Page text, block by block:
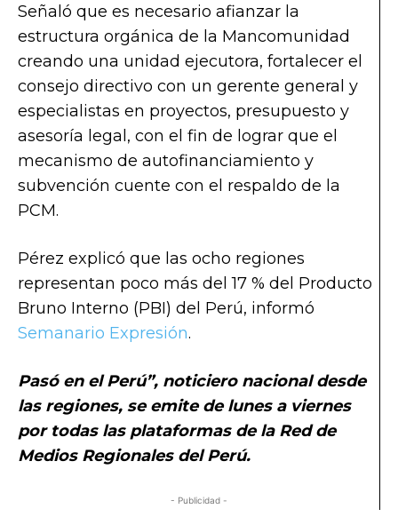
Señaló que es necesario afianzar la
estructura orgánica de la Mancomunidad
creando una unidad ejecutora, fortalecer el
consejo directivo con un gerente general y
especialistas en proyectos, presupuesto y
asesoría legal, con el fin de lograr que el
mecanismo de autofinanciamiento y
subvención cuente con el respaldo de la
PCM.
Pérez explicó que las ocho regiones
representan poco más del 17 % del Producto
Bruno Interno (PBI) del Perú, informó
Semanario Expresión.
Pasó en el Perú”, noticiero nacional desde
las regiones, se emite de lunes a viernes
por todas las plataformas de la Red de
Medios Regionales del Perú.
- Publicidad -